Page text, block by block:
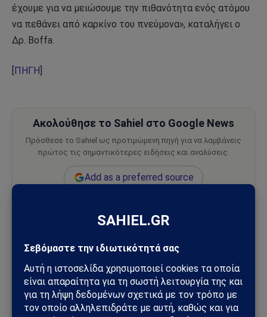
έχουμε για να μειώσουμε την πιθανότητα ενός ατόμου
να πεθάνει από καρκίνο του πνεύμονα», καταλήγει ο
Δρ. Boffa.
ΠΗΓΗ
Ακολούθησε το Sahiel στο Google News
Πρόσθεσε το Sahiel ως προτιμώμενη πηγή για να λαμβάνεις
πρώτος τις σημαντικότερες ειδήσεις και αναλύσεις.
Add as a preferred source
Ακολουθήστε στο Instagram